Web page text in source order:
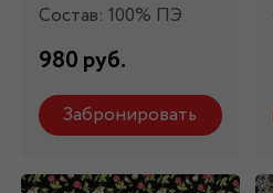
Состав: 100% ПЭ
980 руб.
Забронировать